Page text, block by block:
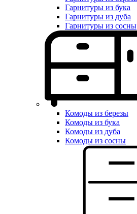
Гарнитуры из бука
Гарнитуры из дуба
Гарнитуры из сосны
Комоды из березы
Комоды из бука
Комоды из дуба
Комоды из сосны